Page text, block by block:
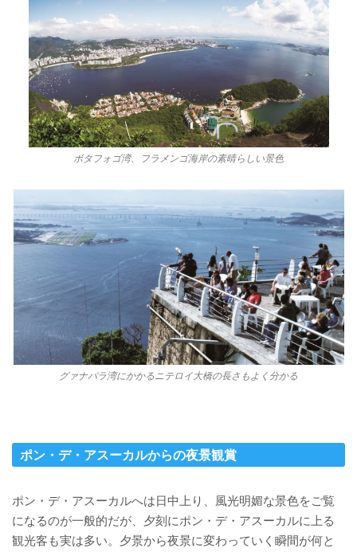
ボタフォゴ湾、フラメンゴ海岸の素晴らしい景色
グァナバラ湾にかかるニテロイ大橋の長さもよく分かる
ポン・デ・アスーカルからの夜景観賞
ポン・デ・アスーカルへは日中上り、風光明媚な景色をご覧
になるのが一般的だが、夕刻にポン・デ・アスーカルに上る
観光客も実は多い。夕景から夜景に変わっていく瞬間が何と